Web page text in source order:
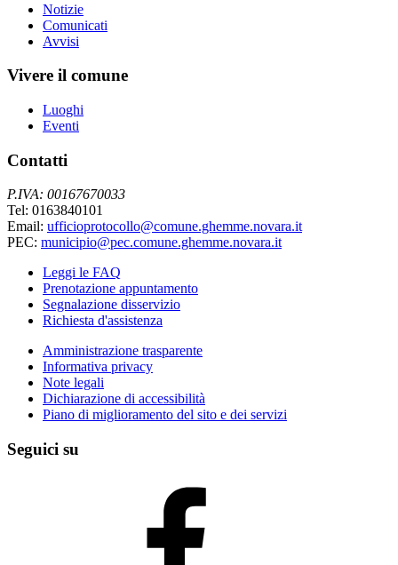
Notizie
Comunicati
Avvisi
Vivere il comune
Luoghi
Eventi
Contatti
P.IVA: 00167670033
Tel: 0163840101
Email: ufficioprotocollo@comune.ghemme.novara.it
PEC: municipio@pec.comune.ghemme.novara.it
Leggi le FAQ
Prenotazione appuntamento
Segnalazione disservizio
Richiesta d'assistenza
Amministrazione trasparente
Informativa privacy
Note legali
Dichiarazione di accessibilità
Piano di miglioramento del sito e dei servizi
Seguici su